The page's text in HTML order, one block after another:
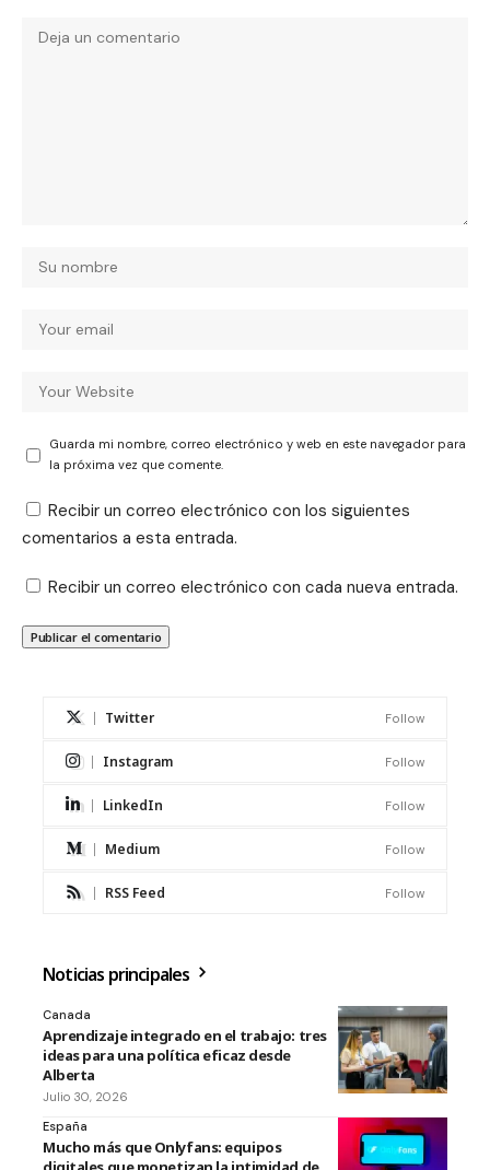
Guarda mi nombre, correo electrónico y web en este navegador para
la próxima vez que comente.
Recibir un correo electrónico con los siguientes
comentarios a esta entrada.
Recibir un correo electrónico con cada nueva entrada.
Twitter Follow
Instagram Follow
LinkedIn Follow
Medium Follow
RSS Feed Follow
Noticias principales
Canada
Aprendizaje integrado en el trabajo: tres
ideas para una política eficaz desde
Alberta
Julio 30, 2026
España
Mucho más que Onlyfans: equipos